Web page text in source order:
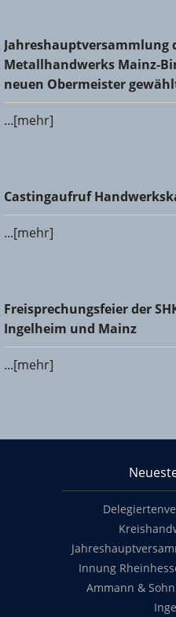
Jahreshauptversammlung
Metallhandwerks Mainz-
Obermeister gewählt
Jahreshauptversammlung
Metallhandwerks Mainz-
neuen Obermeister
...[mehr]
Castingaufruf
Castingaufruf
...[mehr]
Freisprechungsfeier der
und Mainz
Freisprechungsfeier der
Ingelheim und Mainz
...[mehr]
Innung
Ammann &